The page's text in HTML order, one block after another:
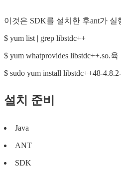
이것은 SDK를 설치한 후ant가
$ yum list | grep libstdc++
$ yum whatprovides libstdc++.so.육
$ sudo yum install libstdc++48-
설치 준비
Java
ANT
SDK